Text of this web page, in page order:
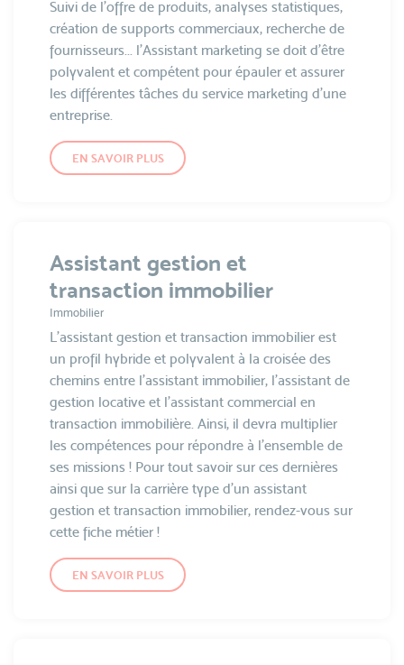
Suivi de l'offre de produits, analyses statistiques,
création de supports commerciaux, recherche de
fournisseurs... l'Assistant marketing se doit d’être
polyvalent et compétent pour épauler et assurer
les différentes tâches du service marketing d’une
entreprise.
EN SAVOIR PLUS
Assistant gestion et
transaction immobilier
Immobilier
L’assistant gestion et transaction immobilier est
un profil hybride et polyvalent à la croisée des
chemins entre l’assistant immobilier, l’assistant de
gestion locative et l’assistant commercial en
transaction immobilière. Ainsi, il devra multiplier
les compétences pour répondre à l’ensemble de
ses missions ! Pour tout savoir sur ces dernières
ainsi que sur la carrière type d’un assistant
gestion et transaction immobilier, rendez-vous sur
cette fiche métier !
EN SAVOIR PLUS